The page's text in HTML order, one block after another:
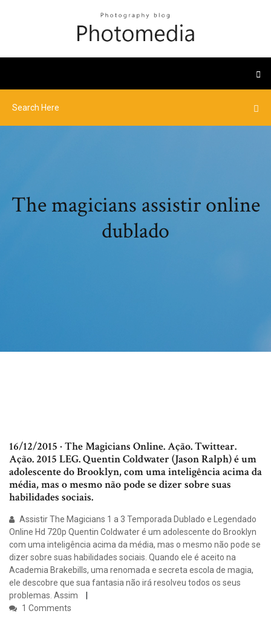
The magicians assistir online
dublado
16/12/2015 · The Magicians Online. Ação. Twittear.
Ação. 2015 LEG. Quentin Coldwater (Jason Ralph) é um
adolescente do Brooklyn, com uma inteligência acima da
média, mas o mesmo não pode se dizer sobre suas
habilidades sociais.
Assistir The Magicians 1 a 3 Temporada Dublado e Legendado
Online Hd 720p Quentin Coldwater é um adolescente do Brooklyn
com uma inteligência acima da média, mas o mesmo não pode se
dizer sobre suas habilidades sociais. Quando ele é aceito na
Academia Brakebills, uma renomada e secreta escola de magia,
ele descobre que sua fantasia não irá resolveu todos os seus
problemas. Assim
1 Comments